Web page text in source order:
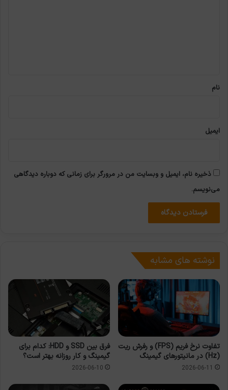
نام
ایمیل
ذخیره نام، ایمیل و وبسایت من در مرورگر برای زمانی که دوباره دیدگاهی
می‌نویسم.
نوشته های مشابه
تفاوت نرخ فریم (FPS) و رفرش ریت
(Hz) در مانیتورهای گیمینگ
2026-06-11
فرق بین SSD و HDD: کدام برای
گیمینگ و کار روزانه بهتر است؟
2026-06-10